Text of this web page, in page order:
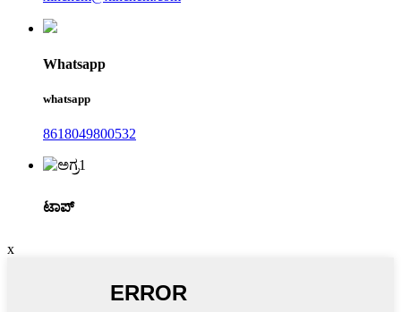
Whatsapp
whatsapp
8618049800532
ಟಾಪ್
x